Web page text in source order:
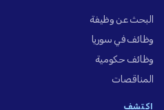
البحث عن وظيفة
وظائف في سوريا
وظائف حكومية
المناقصات
اكتشف